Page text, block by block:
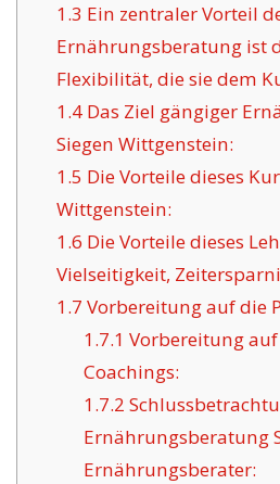
1.3 Ein zentraler Vorteil
Ernährungsberatung ist
Flexibilität, die sie dem
1.4Das Ziel gängiger
Siegen Wittgenstein:
1.5 Die Vorteile dieses
Wittgenstein:
1.6 Die Vorteile dieses
Vielseitigkeit,
1.7 Vorbereitung auf die
1.7.1 Vorbereitung auf
Coachings:
1.7.2
Ernährungsberatung
Ernährungsberater: